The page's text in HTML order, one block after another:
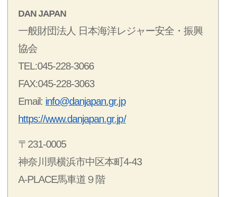
DAN JAPAN
一般財団法人 日本海洋レジャー安全・振興
協会
TEL:045-228-3066
FAX:045-228-3063
Email: info@danjapan.gr.jp
https://www.danjapan.gr.jp/
〒231-0005
神奈川県横浜市中区本町4-43
A-PLACE馬車道９階